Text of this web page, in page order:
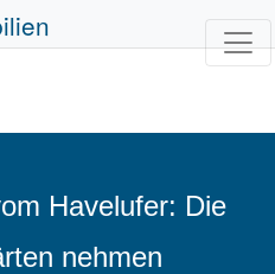
Havelufer: Die
nehmen